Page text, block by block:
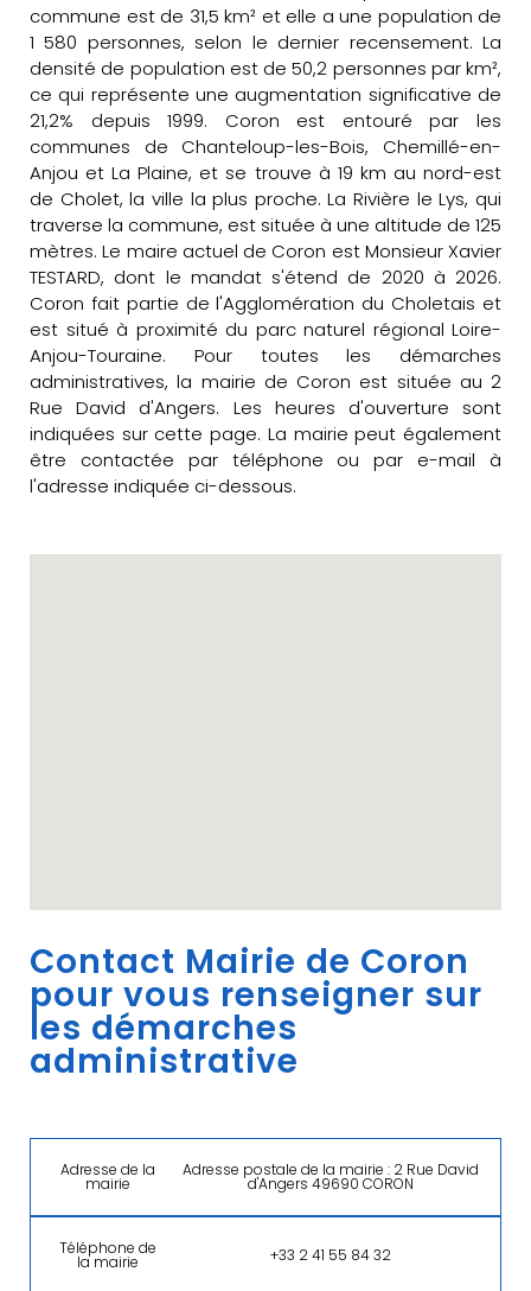
commune est de 31,5 km² et elle a une population de
1 580 personnes, selon le dernier recensement. La
densité de population est de 50,2 personnes par km²,
ce qui représente une augmentation significative de
21,2% depuis 1999. Coron est entouré par les
communes de Chanteloup-les-Bois, Chemillé-en-
Anjou et La Plaine, et se trouve à 19 km au nord-est
de Cholet, la ville la plus proche. La Rivière le Lys, qui
traverse la commune, est située à une altitude de 125
mètres. Le maire actuel de Coron est Monsieur Xavier
TESTARD, dont le mandat s'étend de 2020 à 2026.
Coron fait partie de l'Agglomération du Choletais et
est situé à proximité du parc naturel régional Loire-
Anjou-Touraine. Pour toutes les démarches
administratives, la mairie de Coron est située au 2
Rue David d'Angers. Les heures d'ouverture sont
indiquées sur cette page. La mairie peut également
être contactée par téléphone ou par e-mail à
l'adresse indiquée ci-dessous.
Contact Mairie de Coron
pour vous renseigner sur
les démarches
administrative
Adresse de la
mairie
Adresse postale de la mairie : 2 Rue David
d'Angers 49690 CORON
Téléphone de
la mairie +33 2 41 55 84 32